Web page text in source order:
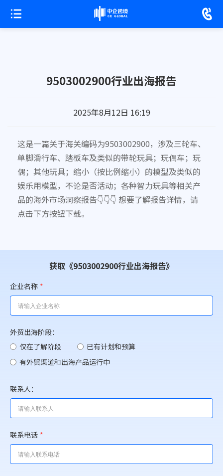
9503002900行业出海报告
2025年8月12日 16:19
这是一篇关于海关编码为9503002900，涉及三轮车、
单脚滑行车、踏板车及类似的带轮玩具；玩偶车；玩
偶；其他玩具；缩小（按比例缩小）的模型及类似的
娱乐用模型，不论是否活动；各种智力玩具等相关产
品的海外市场洞察报告👇👇👇 想要了解报告详情，请
点击下方按钮下载。
获取《9503002900行业出海报告》
企业名称 *
外贸出海阶段：
仅在了解阶段
已有计划和预算
有外贸渠道和出海产品运行中
联系人：
联系电话 *